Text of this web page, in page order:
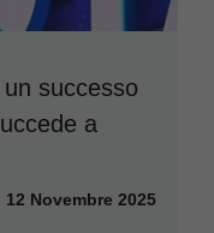
successo
a
12 Novembre 2025